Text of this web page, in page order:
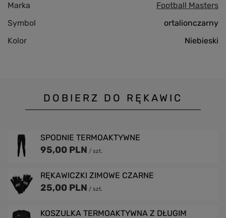
Marka
Football Masters
Symbol
ortalionczarny
Kolor
Niebieski
DOBIERZ DO RĘKAWIC
SPODNIE TERMOAKTYWNE
95,00 PLN / szt.
RĘKAWICZKI ZIMOWE CZARNE
25,00 PLN / szt.
KOSZULKA TERMOAKTYWNA Z DŁUGIM